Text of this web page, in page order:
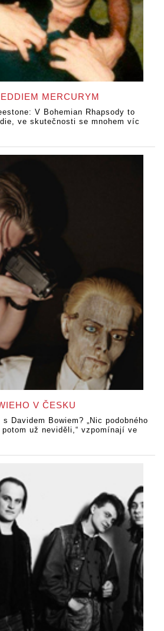
MERCURYM
V Bohemian Rhapsody to
ve skutečnosti se mnohem víc
V ČESKU
Davidem Bowiem? „Nic podobného
už neviděli,“ vzpomínají ve